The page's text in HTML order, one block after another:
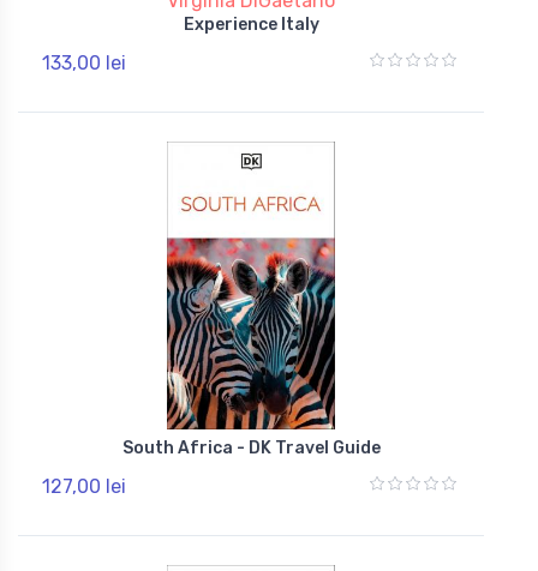
Experience Italy
133,00 lei
South Africa - DK Travel Guide
127,00 lei